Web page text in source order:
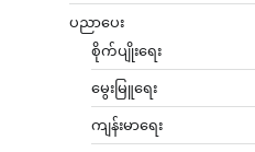
ပညာပေး
စိုက်ပျိုးရေး
မွေးမြူရေး
ကျန်းမာရေး